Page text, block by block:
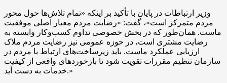
وزیر ارتباطات در پایان با تأکید بر اینکه «تمام تلاش‌ها حول محور
مردم متمرکز است»، گفت: «رضایت مردم معیار اصلی موفقیت
ماست. همان‌طور که در بخش خصوصی تداوم کسب‌وکار وابسته به
رضایت مشتری است، در حوزه عمومی نیز رضایت مردم ملاک
ارزیابی عملکرد ماست. باید زیرساخت‌های ارتباط با مردم در
سازمان تنظیم مقررات تقویت شود تا بازخوردهای واقعی از کیفیت
خدمات به دست آید.»